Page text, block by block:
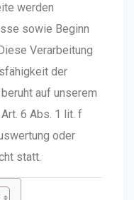
werden
sowie Beginn
Verarbeitung
der
auf unserem
6 Abs. 1 lit. f
oder
statt.